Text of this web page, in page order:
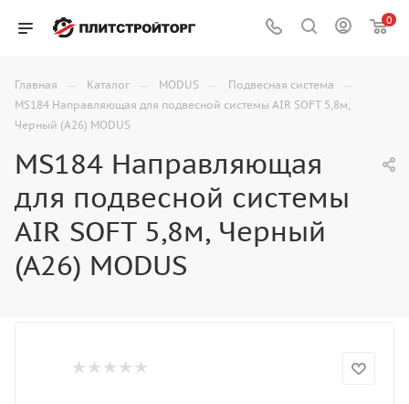
0
Главная — Каталог — MODUS — Подвесная система —
MS184 Направляющая для подвесной системы AIR SOFT 5,8м,
Черный (А26) MODUS
MS184 Направляющая
для подвесной системы
AIR SOFT 5,8м, Черный
(А26) MODUS